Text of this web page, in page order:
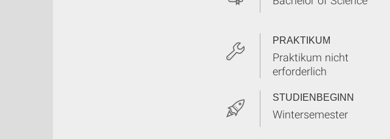
PRAKTIKUM
Praktikum nicht
erforderlich
STUDIENBEGINN
Wintersemester